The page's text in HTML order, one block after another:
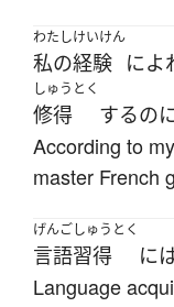
わたし
私の
けいけん
経験 によ
しゅうとく
修得 するの
According to
master French
げんご
言語
しゅうとく
習得 に
Language